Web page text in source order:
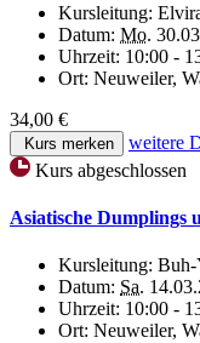
Kursleitung:
Datum: Mo.
Uhrzeit: 10:00 -
Ort: Neuweiler,
34,00 €
Kurs merken
weitere
Kurs abgeschlossen
Asiatische Dumplings
Kursleitung: Buh-
Datum: Sa.
Uhrzeit: 10:00 -
Ort: Neuweiler,